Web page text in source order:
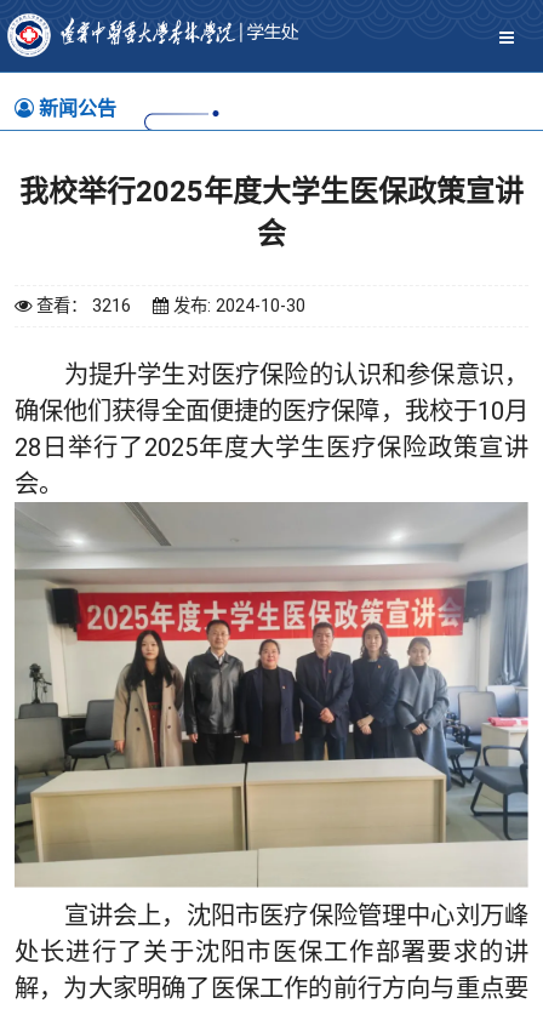
新闻公告
我校举行2025年度大学生医保政策宣讲
会
查看： 3216 发布: 2024-10-30
为提升学生对医疗保险的认识和参保意识，
确保他们获得全面便捷的医疗保障，我校于10月
28日举行了2025年度大学生医疗保险政策宣讲
会。
宣讲会上，沈阳市医疗保险管理中心刘万峰
处长进行了关于沈阳市医保工作部署要求的讲
解，为大家明确了医保工作的前行方向与重点要